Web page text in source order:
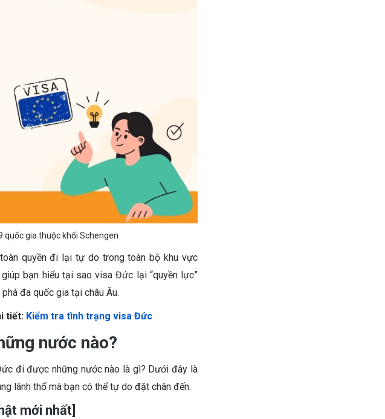
quốc gia thuộc khối Schengen
quyền đi lại tự do trong toàn bộ khu vực
bạn hiểu tại sao visa Đức lại “quyền lực”
đa quốc gia tại châu Âu.
tiết: Kiểm tra tình trạng visa Đức
nước nào?
đi được những nước nào là gì? Dưới đây là
lãnh thổ mà bạn có thể tự do đặt chân đến.
mới nhất]